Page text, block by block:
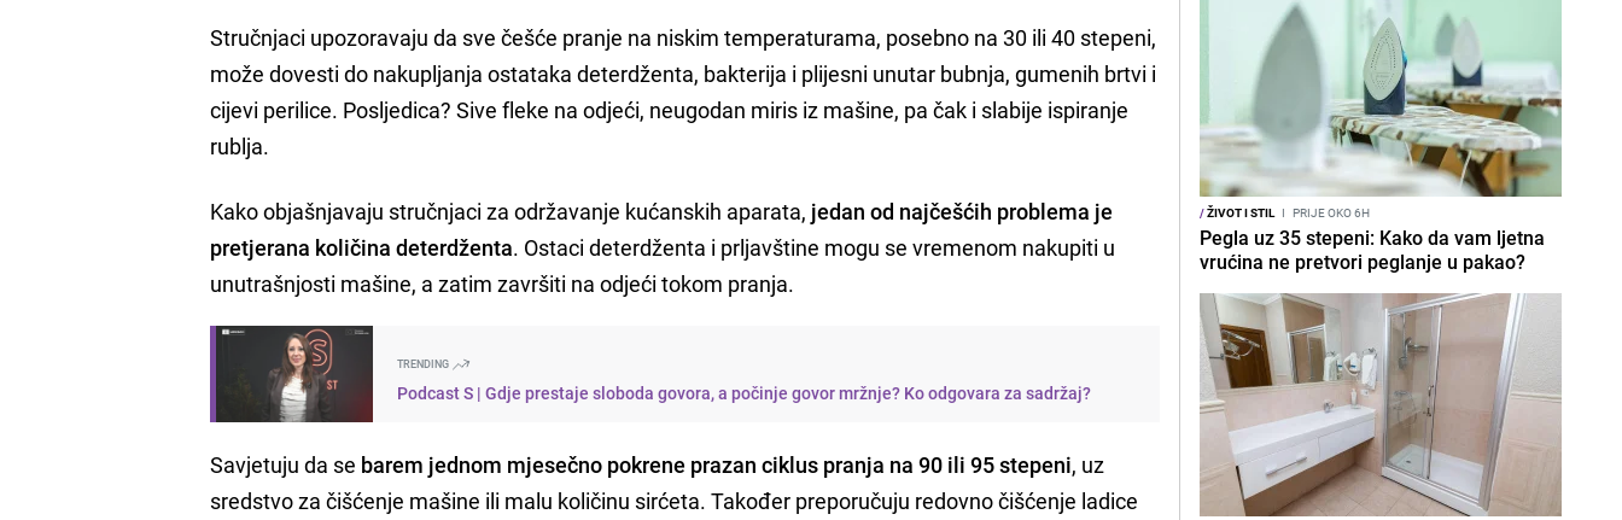
Stručnjaci upozoravaju da sve češće pranje na niskim temperaturama, posebno na 30 ili 40 stepeni,
može dovesti do nakupljanja ostataka deterdženta, bakterija i plijesni unutar bubnja, gumenih brtvi i
cijevi perilice. Posljedica? Sive fleke na odjeći, neugodan miris iz mašine, pa čak i slabije ispiranje
rublja.
Kako objašnjavaju stručnjaci za održavanje kućanskih aparata, jedan od najčešćih problema je
pretjerana količina deterdženta. Ostaci deterdženta i prljavštine mogu se vremenom nakupiti u
unutrašnjosti mašine, a zatim završiti na odjeći tokom pranja.
TRENDING
Podcast S | Gdje prestaje sloboda govora, a počinje govor mržnje? Ko odgovara za sadržaj?
Savjetuju da se barem jednom mjesečno pokrene prazan ciklus pranja na 90 ili 95 stepeni, uz
sredstvo za čišćenje mašine ili malu količinu sirćeta. Također preporučuju redovno čišćenje ladice
/ŽIVOT I STIL I PRIJE OKO 6H
Pegla uz 35 stepeni: Kako da vam ljetna
vrućina ne pretvori peglanje u pakao?